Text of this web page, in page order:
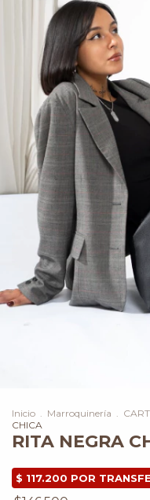
Inicio . Marroquinería .
CHICA
RITA NEGRA